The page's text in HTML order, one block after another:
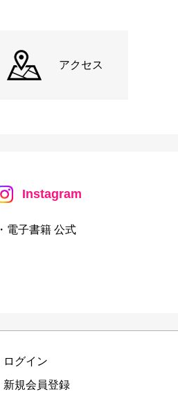
アクセス
Instagram
・電子書籍 公式
ログイン
新規会員登録